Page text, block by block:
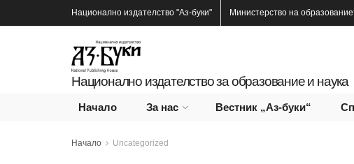
Национално издателство "Аз-буки" Министерство на
Национално издателство за образование и наука
Начало За нас Вестник „Аз-буки“
Начало Uncategorized